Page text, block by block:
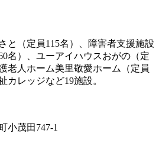
と（定員115名）、障害者支援施設
名）、ユーアイハウスおがの（定
老人ホーム美里敬愛ホーム（定員
カレッジなど19施設。
小茂田747-1